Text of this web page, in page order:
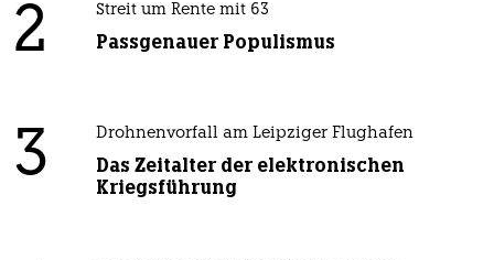
2 Streit um Rente mit 63
Passgenauer Populismus
3 Drohnenvorfall am Leipziger Flughafen
Das Zeitalter der elektronischen
Kriegsführung